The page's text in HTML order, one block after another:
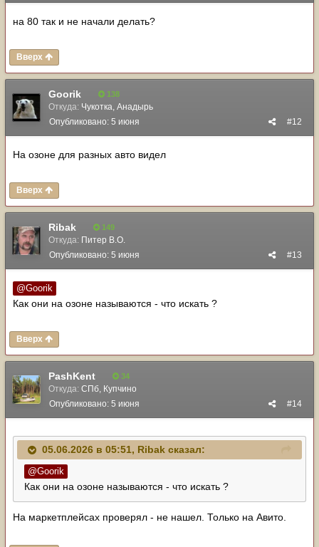
на 80 так и не начали делать?
Вверх
Goorik 138
Откуда: Чукотка, Анадырь
#12
Опубликовано: 5 июня
На озоне для разных авто видел
Вверх
Ribak 149
Откуда: Питер В.О.
#13
Опубликовано: 5 июня
@Goorik
Как они на озоне называются - что искать ?
Вверх
PashKent 34
Откуда: СПб, Купчино
#14
Опубликовано: 5 июня
05.06.2026 в 05:51, Ribak сказал:
@Goorik
Как они на озоне называются - что искать ?
На маркетплейсах проверял - не нашел. Только на Авито.